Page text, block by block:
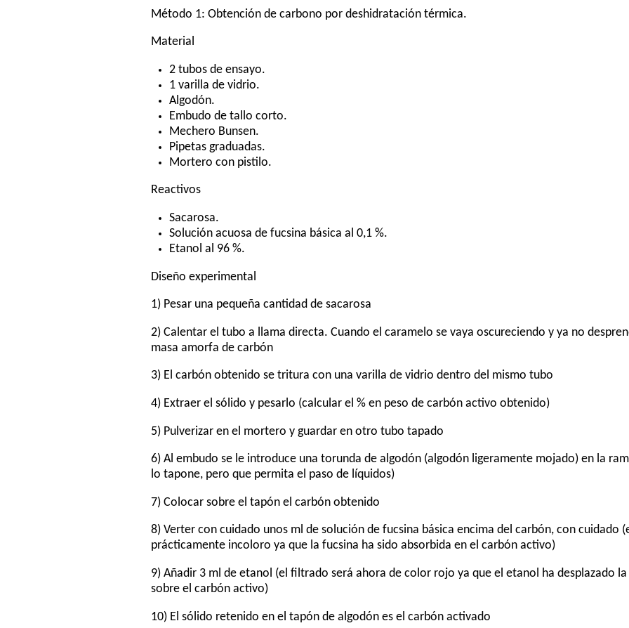
Método 1: Obtención de carbono por deshidratación térmica.
Material
2 tubos de ensayo.
1 varilla de vidrio.
Algodón.
Embudo de tallo corto.
Mechero Bunsen.
Pipetas graduadas.
Mortero con pistilo.
Reactivos
Sacarosa.
Solución acuosa de fucsina básica al 0,1 %.
Etanol al 96 %.
Diseño experimental
1) Pesar una pequeña cantidad de sacarosa
2) Calentar el tubo a llama directa. Cuando el caramelo se vaya oscureciendo y ya no
masa amorfa de carbón
3) El carbón obtenido se tritura con una varilla de vidrio dentro del mismo tubo
4) Extraer el sólido y pesarlo (calcular el % en peso de carbón activo obtenido)
5) Pulverizar en el mortero y guardar en otro tubo tapado
6) Al embudo se le introduce una torunda de algodón (algodón ligeramente mojado) en la
lo tapone, pero que permita el paso de líquidos)
7) Colocar sobre el tapón el carbón obtenido
8) Verter con cuidado unos ml de solución de fucsina básica encima del carbón, con cuidado
prácticamente incoloro ya que la fucsina ha sido absorbida en el carbón activo)
9) Añadir 3 ml de etanol (el filtrado será ahora de color rojo ya que el etanol ha desplazado
sobre el carbón activo)
10) El sólido retenido en el tapón de algodón es el carbón activado